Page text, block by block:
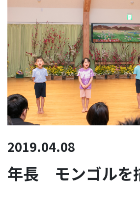
2019.04.08
年長 モンゴルを